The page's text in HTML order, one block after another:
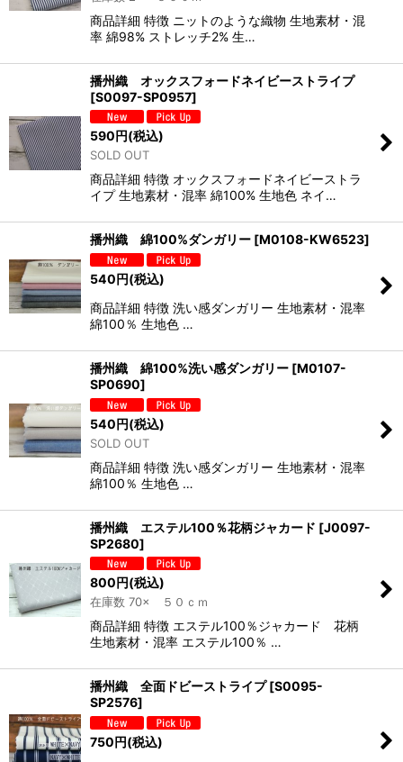
商品詳細 特徴 ニットのような織物 生地素材・混
率 綿98% ストレッチ2% 生…
播州織 オックスフォードネイビーストライプ
[S0097-SP0957]
590円(税込)
SOLD OUT
商品詳細 特徴 オックスフォードネイビーストラ
イプ 生地素材・混率 綿100% 生地色 ネイ…
播州織 綿100%ダンガリー [M0108-KW6523]
540円(税込)
商品詳細 特徴 洗い感ダンガリー 生地素材・混率
綿100％ 生地色 …
播州織 綿100%洗い感ダンガリー [M0107-
SP0690]
540円(税込)
SOLD OUT
商品詳細 特徴 洗い感ダンガリー 生地素材・混率
綿100％ 生地色 …
播州織 エステル100％花柄ジャカード [J0097-
SP2680]
800円(税込)
在庫数 70× ５０ｃｍ
商品詳細 特徴 エステル100％ジャカード 花柄
生地素材・混率 エステル100％ …
播州織 全面ドビーストライプ [S0095-
SP2576]
750円(税込)